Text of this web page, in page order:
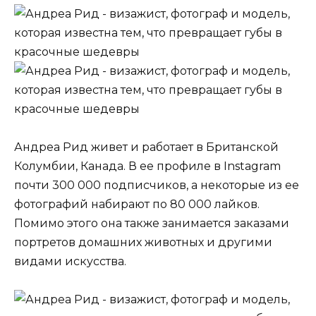
Андреа Рид живет и работает в Британской
Колумбии, Канада. В ее профиле в Instagram
почти 300 000 подписчиков, а некоторые из ее
фотографий набирают по 80 000 лайков.
Помимо этого она также занимается заказами
портретов домашних животных и другими
видами искусства.